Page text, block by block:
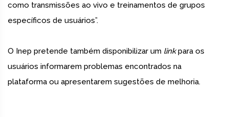
como transmissões ao vivo e treinamentos de grupos
específicos de usuários”.
O Inep pretende também disponibilizar um linkpara os
usuários informarem problemas encontrados na
plataforma ou apresentarem sugestões de melhoria.